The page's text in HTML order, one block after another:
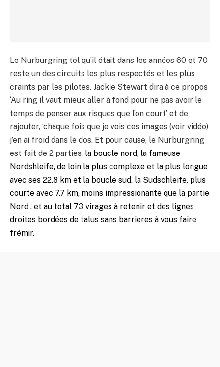
Le Nurburgring tel qu’il était dans les années 60 et 70
reste un des circuits les plus respectés et les plus
craints par les pilotes. Jackie Stewart dira à ce propos
‘Au ring il vaut mieux aller à fond pour ne pas avoir le
temps de penser aux risques que l’on court’ et de
rajouter, ‘chaque fois que je vois ces images (voir vidéo)
j’en ai froid dans le dos. Et pour cause, le Nurburgring
est fait de 2 parties, la boucle nord, la fameuse
Nordshleife, de loin la plus complexe et la plus longue
avec ses 22.8 km et la boucle sud, la Sudschleife, plus
courte avec 7.7 km, moins impressionante que la partie
Nord , et au total 73 virages à retenir et des lignes
droites bordées de talus sans barrieres à vous faire
frémir.